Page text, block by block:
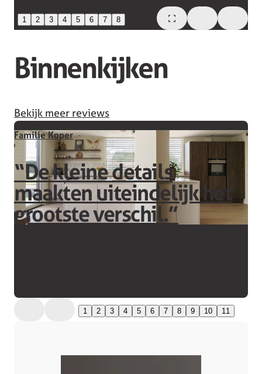
1 2 3 4 5 6 7 8
Binnenkijken
Bekijk meer reviews
Familie Koper
“De kleine details
maakten uiteindelijk het
grootste verschil.”
1 2 3 4 5 6 7 8 9 10 11